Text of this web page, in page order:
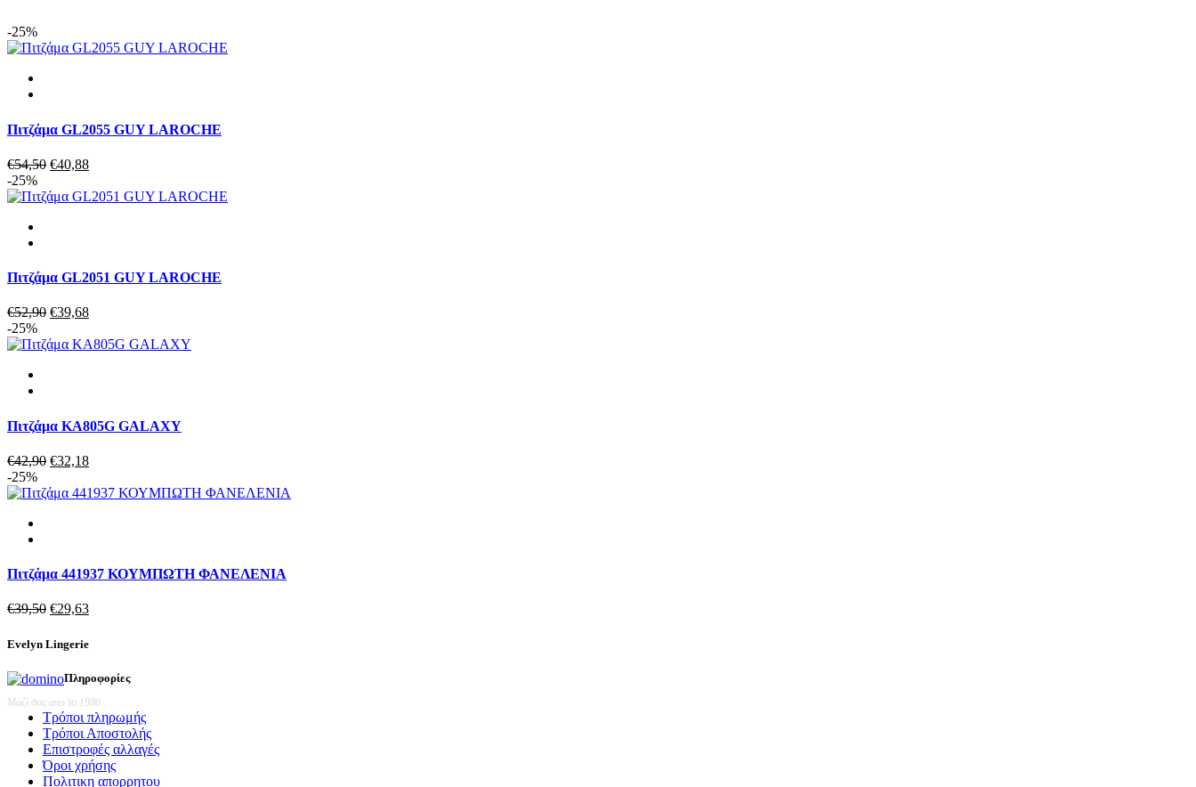
βαμβακερή
εως
6XL
-25%
Πιτζάμα GL2055 GUY LAROCHE
€54,50 Original
was:
€40,88Η
τιμή
-25%
Πιτζάμα GL2051 GUY LAROCHE
€52,90 Original
was:
€39,68Η
τιμή
-25%
Πιτζάμα KA805G GALAXY
€42,90 Original
was:
€32,18Η
τιμή
-25%
Πιτζάμα 441937 ΚΟΥΜΠΩΤΗ ΦΑΝΕΛΕΝΙΑ
€39,50 Original
was:
€39,50.
€29,63Η
τιμή
€29,63.
Evelyn Lingerie
Μαζί σας απο το 1980
Πληροφορίες
Τρόποι πληρωμής
Τρόποι Αποστολής
Επιστροφές αλλαγές
Όροι χρήσης
Πολιτικη απορρητου